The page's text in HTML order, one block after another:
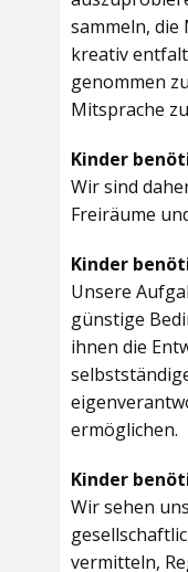
sammeln, die
kreativ
genommen
Mitsprache
Kinder
Wir sind
Freiräume
Kinder
Unsere
günstige
ihnen die
ermöglichen.
Kinder
Wir sehen
vermitteln,